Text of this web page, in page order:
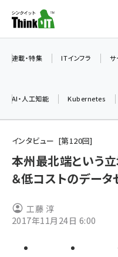
ン
ツ
加藤銘のチーム貢
iot女子会 (2299)
drupal (1973)
連載・特集 ITインフラ サ
AI・人工知能 Kubernetes
インタビュー 第120回
本州最北端という
＆低コストのデー
工藤 淳
2017年11月24日 6:00